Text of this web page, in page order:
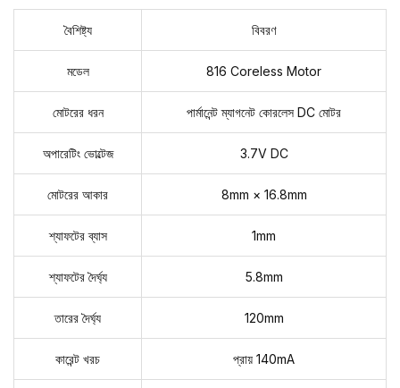
বৈশিষ্ট্য বিবরণ
মডেল 816 Coreless Motor
মোটরের ধরন পার্মানেন্ট ম্যাগনেট কোরলেস DC মোটর
অপারেটিং ভোল্টেজ 3.7V DC
মোটরের আকার 8mm × 16.8mm
শ্যাফটের ব্যাস 1mm
শ্যাফটের দৈর্ঘ্য 5.8mm
তারের দৈর্ঘ্য 120mm
কারেন্ট খরচ প্রায় 140mA